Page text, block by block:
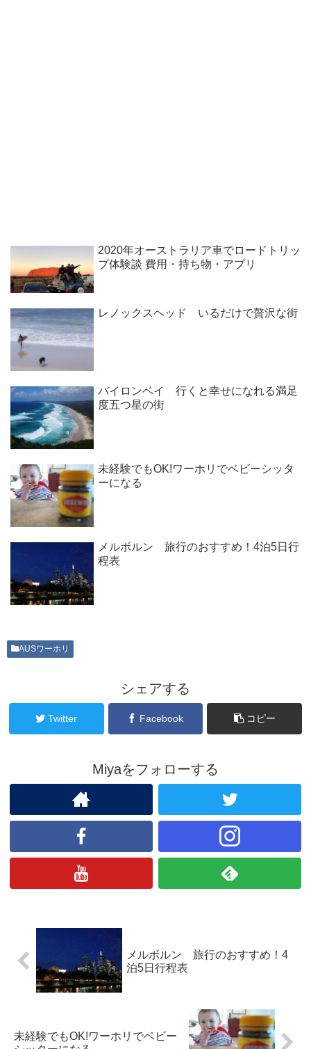
2020年オーストラリア車でロードトリッ
プ体験談 費用・持ち物・アプリ
レノックスヘッド いるだけで贅沢な街
バイロンベイ 行くと幸せになれる満足
度五つ星の街
未経験でもOK!ワーホリでベビーシッタ
ーになる
メルボルン 旅行のおすすめ！4泊5日行
程表
AUSワーホリ
シェアする
Twitter Facebook コピー
Miyaをフォローする
メルボルン 旅行のおすすめ！4
泊5日行程表
未経験でもOK!ワーホリでベビー